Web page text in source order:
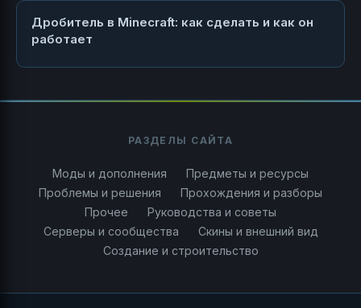
Дробитель в Minecraft: как сделать и как он
работает
РАЗДЕЛЫ САЙТА
Моды и дополнения
Предметы и ресурсы
Проблемы и решения
Прохождения и разборы
Прочее
Руководства и советы
Серверы и сообщества
Скины и внешний вид
Создание и строительство